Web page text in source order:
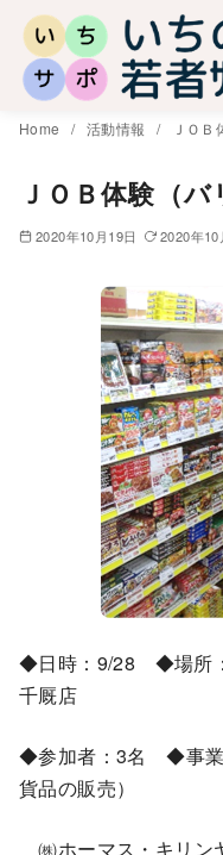
Home 活動情報 ＪＯ
ＪＯＢ体験（バ
2020年10月19日 2020年10
◆日時：9/28 ◆場所：
千厩店
◆参加者：3名 ◆事業
貨品の販売）
㈱ホーマス・キリン